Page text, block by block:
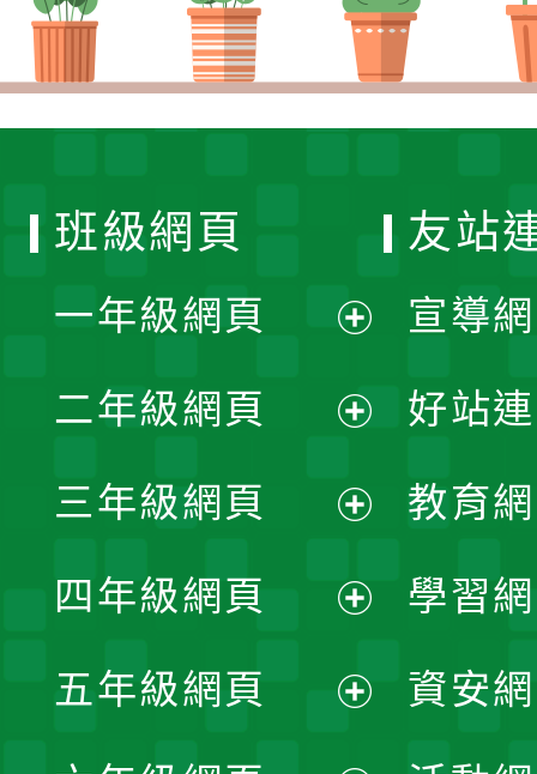
班級網頁
一年級網頁
開
選
單
二年級網頁
開
選
單
三年級網頁
開
選
單
四年級網頁
開
五年級網頁
友站
宣導
好站
教育
學習
資安